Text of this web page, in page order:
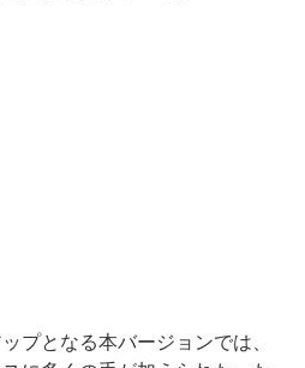
プとなる本バージョンでは、